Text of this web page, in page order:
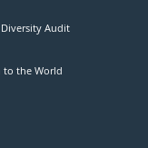
Diversity Audit
to the World